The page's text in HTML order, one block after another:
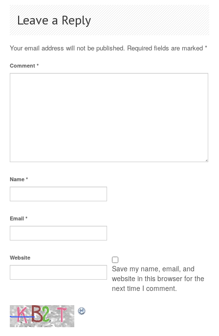
Leave a Reply
Your email address will not be published. Required fields are marked *
Comment *
Name *
Email *
Website
Save my name, email, and
website in this browser for the
next time I comment.